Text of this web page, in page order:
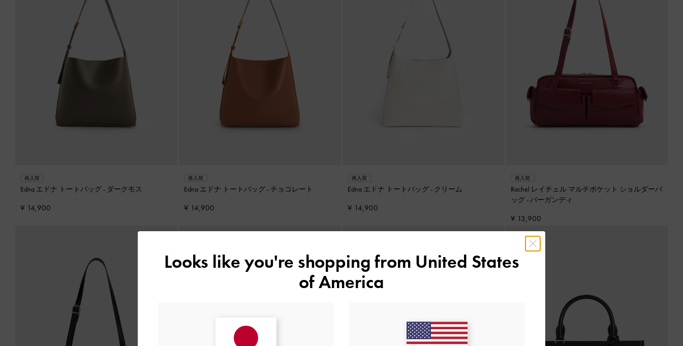
再入荷
Edna エドナ トートバッグ - ダークモス
¥ 14,900
再入荷
Edna エドナ トートバッグ - チョコレート
¥ 14,900
再入荷
Edna エドナ トートバッグ - クリーム
¥ 14,900
再入荷
Rachel レイチェル マルチポケット ショルダーバ
ッグ -バーガンディ
¥ 13,900
Looks like you're shopping from United States
of America